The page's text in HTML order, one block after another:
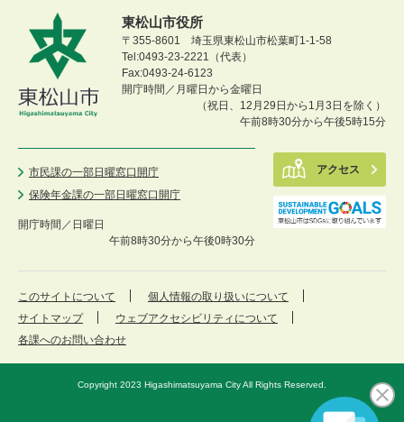
東松山市役所
〒355-8601 埼玉県東松山市松葉町1-1-58
Tel:0493-23-2221（代表）
Fax:0493-24-6123
開庁時間／月曜日から金曜日
（祝日、12月29日から1月3日を除く）
午前8時30分から午後5時15分
市民課の一部日曜窓口開庁
保険年金課の一部日曜窓口開庁
開庁時間／ 日曜日
午前8時30分から午後0時30分
アクセス
このサイトについて
個人情報の取り扱いについて
サイトマップ
ウェブアクセシビリティについて
各課へのお問い合わせ
Copyright 2023 Higashimatsuyama City All Rights Reserved.